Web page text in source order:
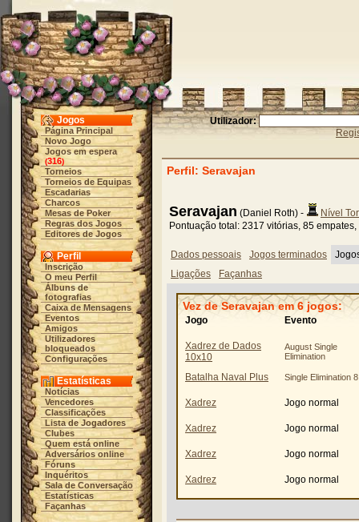
Jogos
Página Principal
Novo Jogo
Jogos em espera
(316)
Torneios
Torneios de Equipas
Escadarias
Charcos
Mesas de Poker
Regras dos Jogos
Editores de Jogos
Perfil
Inscrição
O meu Perfil
Álbuns de
fotografias
Caixa de Mensagens
Eventos
Amigos
Utilizadores
bloqueados
Configurações
Estatísticas
Notícias
Vencedores
Classificações
Lista de Jogadores
Clubes
Quem está online
Adversários online
Fóruns
Inquéritos
Sala de Conversação
Estatísticas
Façanhas
Utilizador:
Perfil: Seravajan
Seravajan (Daniel Roth) -
Nível
Pontuação total: 2317 vitórias, 85
Dados pessoais Jogos terminados
Ligações
Façanhas
Vez de Seravajan em 6 jogos:
Jogo Evento
Xadrez de Dados
10x10
August Single
Elimination
Batalha Naval Plus Single Elimination 8
Xadrez Jogo normal
Xadrez Jogo normal
Xadrez Jogo normal
Xadrez Jogo normal